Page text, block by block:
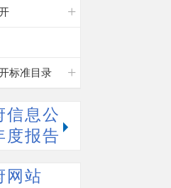
标准目录
信息公
度报告
网站